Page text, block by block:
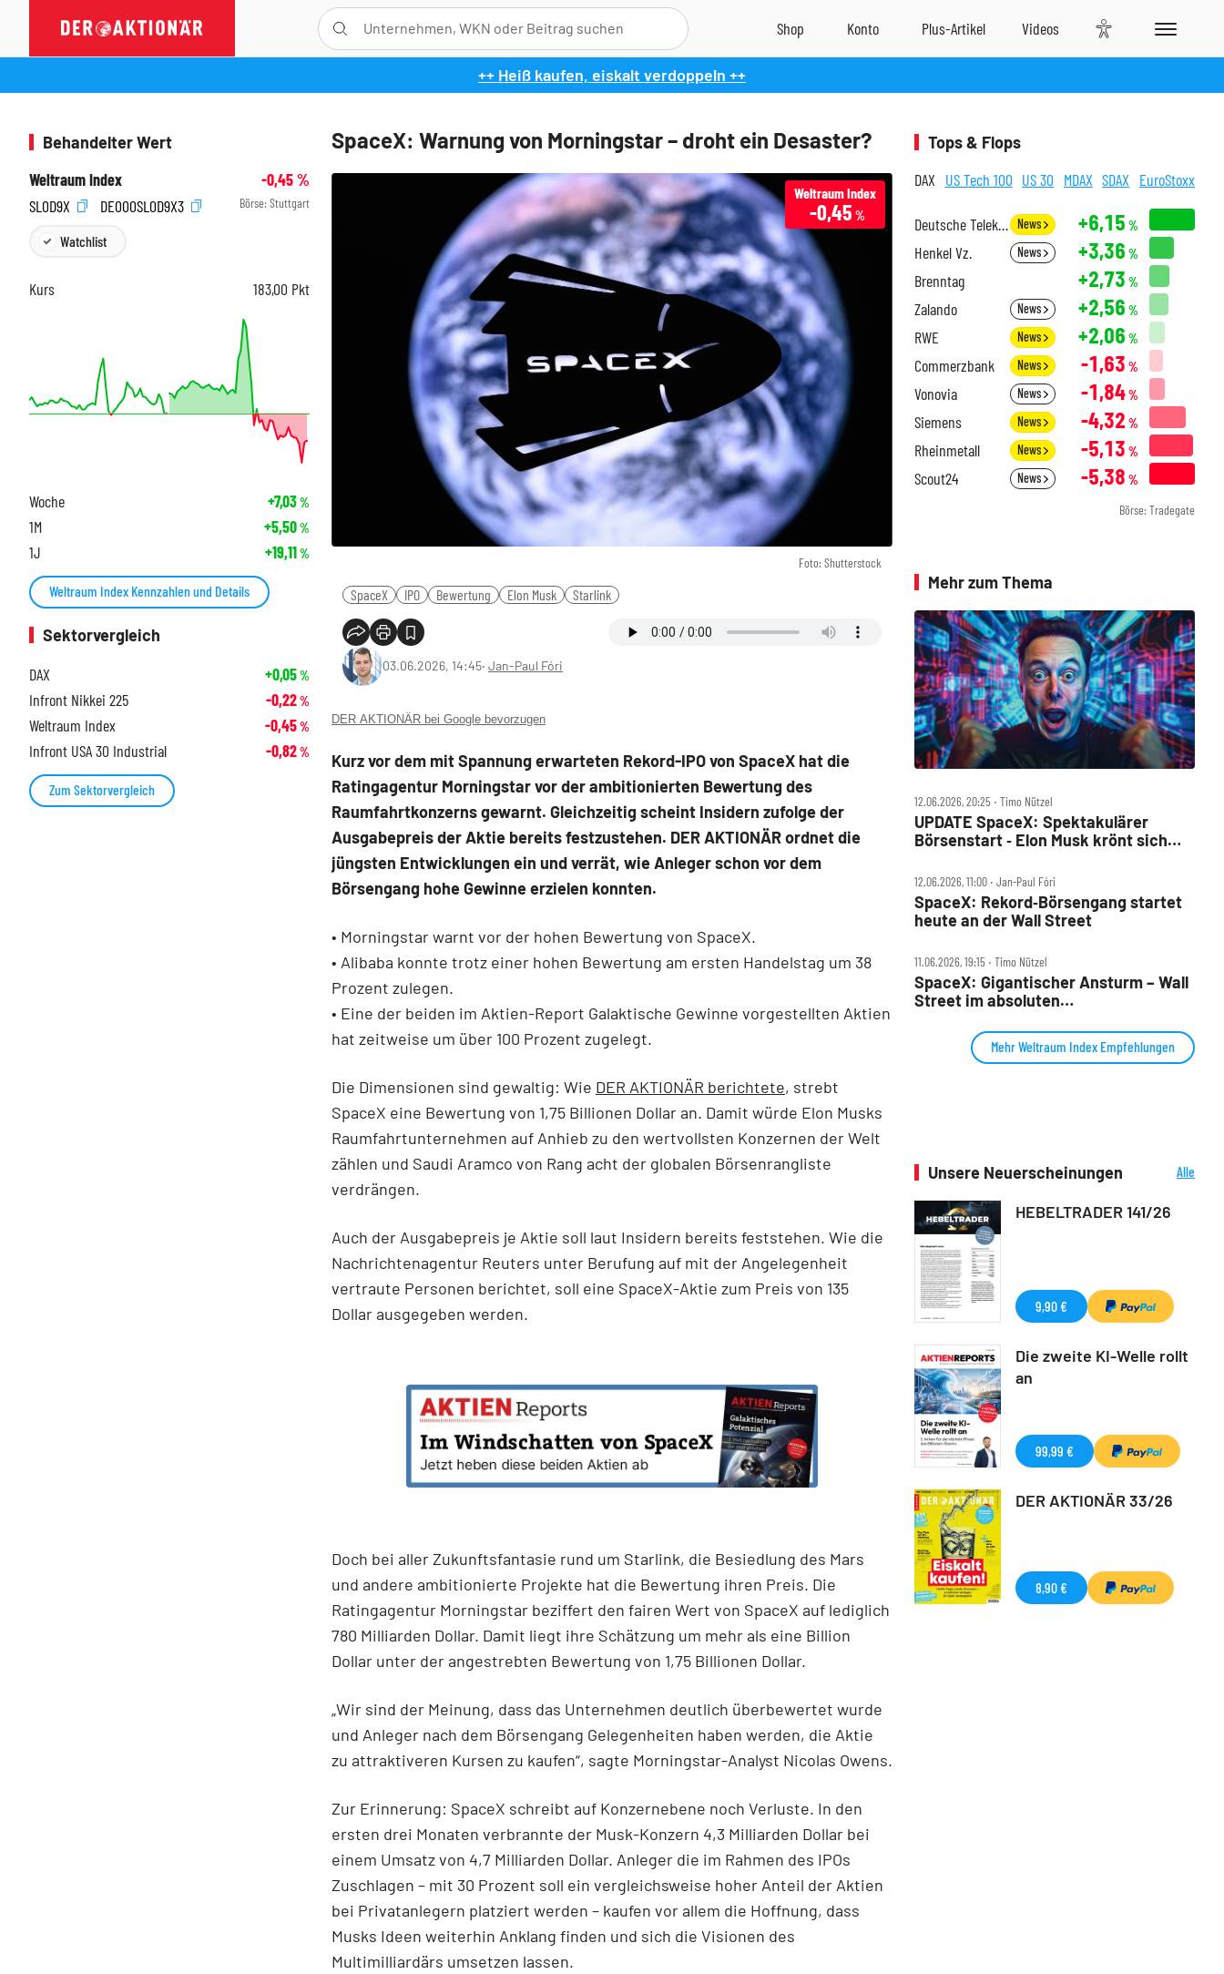
++ Heiß kaufen, eiskalt verdoppeln ++
SpaceX: Warnung von Morningstar – droht ein Desaster?
Foto: Shutterstock
Weltraum Index
-0,45 %
SpaceX IPO Bewertung Elon Musk Starlink
03.06.2026, 14:45‧ Jan-Paul Fóri
DER AKTIONÄR bei Google bevorzugen
Kurz vor dem mit Spannung erwarteten Rekord-IPO von SpaceX hat die
Ratingagentur Morningstar vor der ambitionierten Bewertung des
Raumfahrtkonzerns gewarnt. Gleichzeitig scheint Insidern zufolge der
Ausgabepreis der Aktie bereits festzustehen. DER AKTIONÄR ordnet die
jüngsten Entwicklungen ein und verrät, wie Anleger schon vor dem
Börsengang hohe Gewinne erzielen konnten.
• Morningstar warnt vor der hohen Bewertung von SpaceX.
• Alibaba konnte trotz einer hohen Bewertung am ersten Handelstag um 38
Prozent zulegen.
• Eine der beiden im Aktien-Report Galaktische Gewinne vorgestellten Aktien
hat zeitweise um über 100 Prozent zugelegt.
Die Dimensionen sind gewaltig: Wie DER AKTIONÄR berichtete, strebt
SpaceX eine Bewertung von 1,75 Billionen Dollar an. Damit würde Elon Musks
Raumfahrtunternehmen auf Anhieb zu den wertvollsten Konzernen der Welt
zählen und Saudi Aramco von Rang acht der globalen Börsenrangliste
verdrängen.
Auch der Ausgabepreis je Aktie soll laut Insidern bereits feststehen. Wie die
Nachrichtenagentur Reuters unter Berufung auf mit der Angelegenheit
vertraute Personen berichtet, soll eine SpaceX-Aktie zum Preis von 135
Dollar ausgegeben werden.
Doch bei aller Zukunftsfantasie rund um Starlink, die Besiedlung des Mars
und andere ambitionierte Projekte hat die Bewertung ihren Preis. Die
Ratingagentur Morningstar beziffert den fairen Wert von SpaceX auf lediglich
780 Milliarden Dollar. Damit liegt ihre Schätzung um mehr als eine Billion
Dollar unter der angestrebten Bewertung von 1,75 Billionen Dollar.
„Wir sind der Meinung, dass das Unternehmen deutlich überbewertet wurde
und Anleger nach dem Börsengang Gelegenheiten haben werden, die Aktie
zu attraktiveren Kursen zu kaufen“, sagte Morningstar-Analyst Nicolas Owens.
Zur Erinnerung: SpaceX schreibt auf Konzernebene noch Verluste. In den
ersten drei Monaten verbrannte der Musk-Konzern 4,3 Milliarden Dollar bei
einem Umsatz von 4,7 Milliarden Dollar. Anleger die im Rahmen des IPOs
Zuschlagen – mit 30 Prozent soll ein vergleichsweise hoher Anteil der Aktien
bei Privatanlegern platziert werden – kaufen vor allem die Hoffnung, dass
Musks Ideen weiterhin Anklang finden und sich die Visionen des
Multimilliardärs umsetzen lassen.
Behandelter Wert
Weltraum Index
-0,45%
SL0D9X
DE000SL0D9X3 Börse: Stuttgart
Watchlist
Kurs 183,00 Pkt
Woche +7,03%
1M +5,50%
1J +19,11%
Weltraum Index Kennzahlen und Details
Sektorvergleich
DAX
+0,05%
Infront Nikkei 225 -0,22%
Weltraum Index -0,45%
Infront USA 30 Industrial -0,82%
Zum Sektorvergleich
Tops & Flops
DAX US Tech 100 US 30 MDAX SDAX EuroStoxx
Deutsche Telekom News +6,15 %
Henkel Vz. News +3,36 %
Brenntag +2,73 %
Zalando News +2,56 %
RWE News +2,06 %
Commerzbank News -1,63 %
Vonovia News -1,84%
Siemens News -4,32 %
Rheinmetall News -5,13 %
Scout24 News -5,38 %
Börse: Tradegate
Mehr zum Thema
12.06.2026, 20:25 ‧ Timo Nützel
UPDATE SpaceX: Spektakulärer
Börsenstart ‑ Elon Musk krönt sich
12.06.2026, 11:00 ‧ Jan-Paul Fóri
SpaceX: Rekord‑Börsengang startet
heute an der Wall Street
11.06.2026, 19:15 ‧ Timo Nützel
SpaceX: Gigantischer Ansturm – Wall
Street im absoluten
Mehr Weltraum Index Empfehlungen
Unsere Neuerscheinungen
Alle
HEBELTRADER 141/26
9,90 €
Die zweite KI-Welle rollt
an
99,99 €
DER AKTIONÄR 33/26
8,90 €